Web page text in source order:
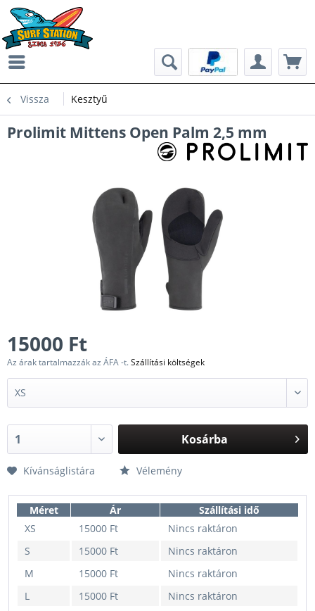
Vissza Kesztyű
Prolimit Mittens Open Palm 2,5 mm
15000 Ft
Az árak tartalmazzák az ÁFA -t.Szállítási költségek
Kosárba
Kívánságlistára Vélemény
Méret Ár
Szállítási idő
XS
15000 Ft
Nincs raktáron
S
15000 Ft
Nincs raktáron
M
15000 Ft
Nincs raktáron
L
15000 Ft
Nincs raktáron